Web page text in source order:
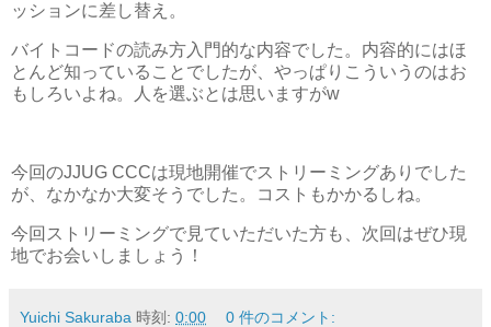
ッションに差し替え。
バイトコードの読み方入門的な内容でした。内容的にはほ
とんど知っていることでしたが、やっぱりこういうのはお
もしろいよね。人を選ぶとは思いますがw
今回のJJUG CCCは現地開催でストリーミングありでした
が、なかなか大変そうでした。コストもかかるしね。
今回ストリーミングで見ていただいた方も、次回はぜひ現
地でお会いしましょう！
Yuichi Sakuraba 時刻: 0:00 0 件のコメント: